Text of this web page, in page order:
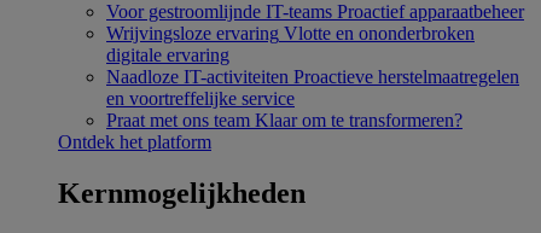
Voor gestroomlijnde IT-teams Proactief apparaatbeheer
Wrijvingsloze ervaring Vlotte en ononderbroken
digitale ervaring
Naadloze IT-activiteiten Proactieve herstelmaatregelen
en voortreffelijke service
Praat met ons team Klaar om te transformeren?
Ontdek het platform
Kernmogelijkheden